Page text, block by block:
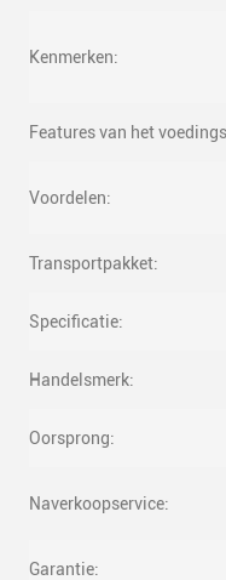
Kenmerken:
Features van het
Voordelen:
Transportpakket:
Specificatie:
Handelsmerk:
Oorsprong:
Naverkoopservice:
Garantie: